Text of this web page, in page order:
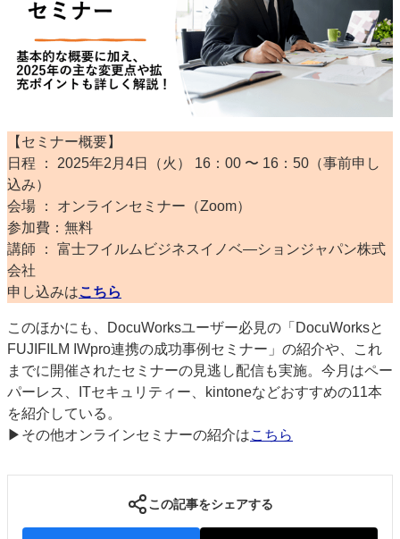
【セミナー概要】
日程 ： 2025年2月4日（火） 16：00 〜 16：50（事前申し
込み）
会場 ： オンラインセミナー（Zoom）
参加費：無料
講師 ： 富士フイルムビジネスイノベ―ションジャパン株式
会社
申し込みはこちら
このほかにも、DocuWorksユーザー必見の「DocuWorksと
FUJIFILM IWpro連携の成功事例セミナー」の紹介や、これ
までに開催されたセミナーの見逃し配信も実施。今月はペー
パーレス、ITセキュリティー、kintoneなどおすすめの11本
を紹介している。
▶その他オンラインセミナーの紹介はこちら
この記事をシェアする